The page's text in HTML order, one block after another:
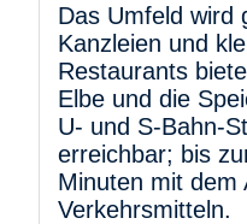
Das Umfeld wird
Kanzleien und
Restaurants
Elbe und die
U- und S-Bahn-
erreichbar; bis
Minuten mit dem
Verkehrsmitteln.